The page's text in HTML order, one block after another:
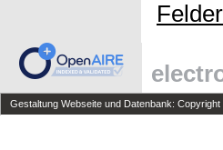
Gestaltung Webseite und Datenbank: